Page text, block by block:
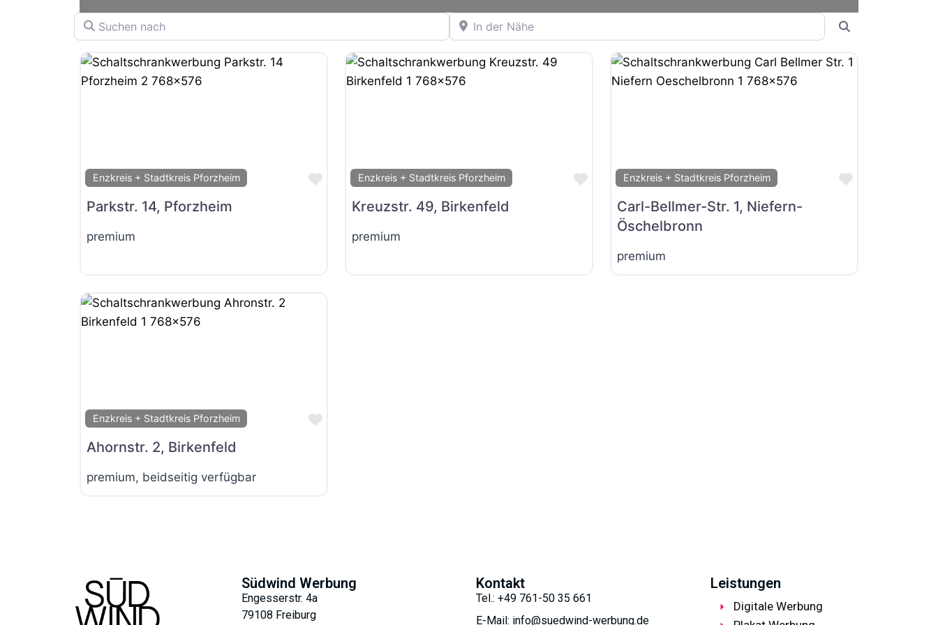
Suchen nach In der Nähe
Enzkreis + Stadtkreis Pforzheim
Favorit
Parkstr. 14, Pforzheim
premium
Enzkreis + Stadtkreis Pforzheim
Favorit
Kreuzstr. 49, Birkenfeld
premium
Enzkreis + Stadtkreis Pforzheim
Favorit
Carl-Bellmer-Str. 1, Niefern-
Öschelbronn
premium
Enzkreis + Stadtkreis Pforzheim
Favorit
Ahornstr. 2, Birkenfeld
premium, beidseitig verfügbar
Südwind Werbung
Engesserstr. 4a
79108 Freiburg
Kontakt
Tel.: +49 761-50 35 661
E-Mail: info@suedwind-werbung.de
Leistungen
Digitale Werbung